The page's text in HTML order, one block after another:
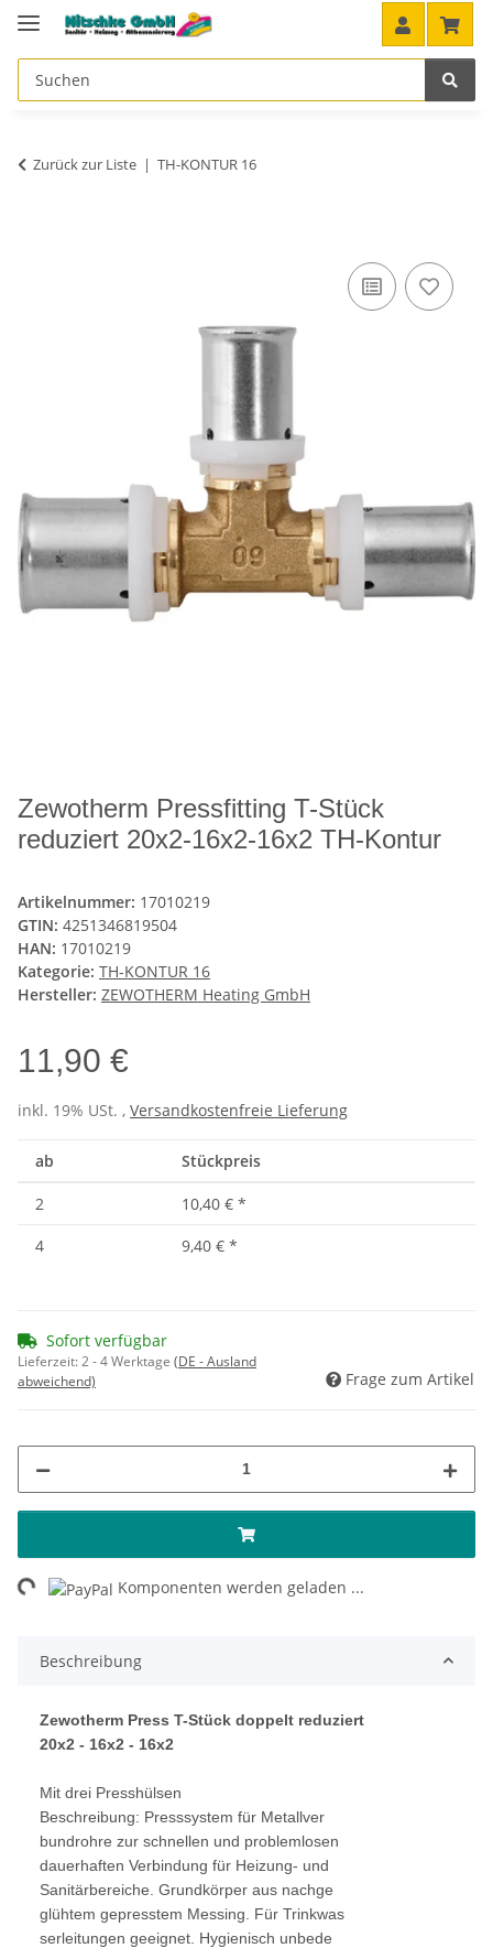
Zurück zur Liste TH-KONTUR 16
Zewotherm Pressfitting T-Stück
reduziert 20x2-16x2-16x2 TH-Kontur
Artikelnummer: 17010219
GTIN: 4251346819504
HAN: 17010219
Kategorie: TH-KONTUR 16
Hersteller: ZEWOTHERM Heating GmbH
11,90 €
inkl. 19% USt. , Versandkostenfreie Lieferung
ab Stückpreis
2 10,40 € *
4
9,40 € *
Sofort verfügbar
Lieferzeit:2 - 4 Werktage (DE - Ausland
abweichend)
Frage zum Artikel
Komponenten werden geladen ...
Beschreibung
Zewotherm Press T-Stück doppelt reduziert
20x2 - 16x2 - 16x2
Mit drei Presshülsen
Beschreibung: Presssystem für Metallver
bundrohre zur schnellen und problemlosen
dauerhaften Verbindung für Heizung- und
Sanitärbereiche. Grundkörper aus nachge
glühtem gepresstem Messing. Für Trinkwas
serleitungen geeignet. Hygienisch unbede